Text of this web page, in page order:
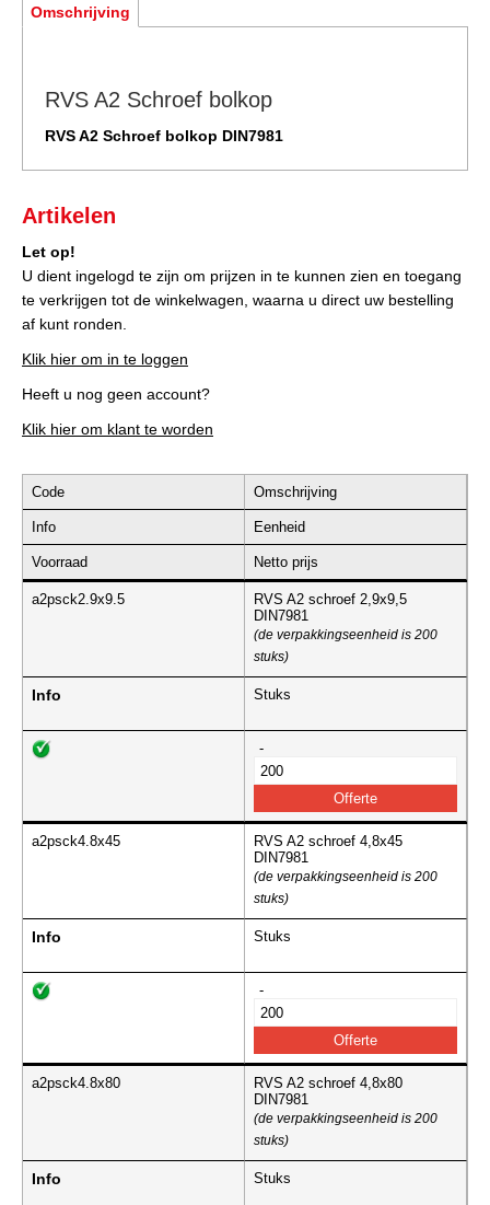
Omschrijving
RVS A2 Schroef bolkop
RVS A2 Schroef bolkop DIN7981
Artikelen
Let op!
U dient ingelogd te zijn om prijzen in te kunnen zien en toegang
te verkrijgen tot de winkelwagen, waarna u direct uw bestelling
af kunt ronden.
Klik hier om in te loggen
Heeft u nog geen account?
Klik hier om klant te worden
Code Omschrijving
Info Eenheid
Voorraad Netto prijs
a2psck2.9x9.5
RVS A2 schroef 2,9x9,5
DIN7981
(de verpakkingseenheid is 200
stuks)
Info Stuks
-
a2psck4.8x45
RVS A2 schroef 4,8x45
DIN7981
(de verpakkingseenheid is 200
stuks)
Info Stuks
-
a2psck4.8x80
RVS A2 schroef 4,8x80
DIN7981
(de verpakkingseenheid is 200
stuks)
Info Stuks